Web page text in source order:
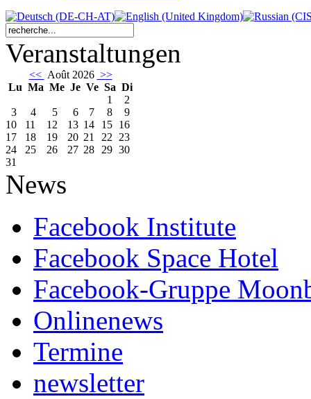
Veranstaltungen
<< Août 2026 >>
Lu Ma Me Je Ve Sa Di
1
2
3
4 5 6 7 8
9
10
11 12 13 14 15 16
17
18 19 20 21 22 23
24
25 26 27 28 29 30
31
News
Facebook Institute
Facebook Space Hotel
Facebook-Gruppe
Onlinenews
Termine
newsletter